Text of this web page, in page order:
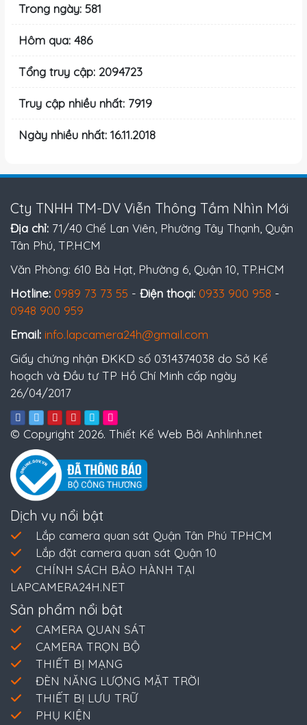
Trong ngày: 581
Hôm qua: 486
Tổng truy cập: 2094723
Truy cập nhiều nhất: 7919
Ngày nhiều nhất: 16.11.2018
Cty TNHH TM-DV Viễn Thông Tầm Nhìn Mới
Địa chỉ: 71/40 Chế Lan Viên, Phường Tây Thạnh, Quận
Tân Phú, TP.HCM
Văn Phòng: 610 Bà Hạt, Phường 6, Quận 10, TP.HCM
Hotline: 0989 73 73 55 - Điện thoại: 0933 900 958 -
0948 900 959
Email: info.lapcamera24h@gmail.com
Giấy chứng nhận ĐKKD số 0314374038 do Sở Kế
hoạch và Đầu tư TP Hồ Chí Minh cấp ngày
26/04/2017
© Copyright 2026. Thiết Kế Web Bởi Anhlinh.net
Dịch vụ nổi bật
Lắp camera quan sát Quận Tân Phú TPHCM
Lắp đặt camera quan sát Quận 10
CHÍNH SÁCH BẢO HÀNH TẠI
LAPCAMERA24H.NET
Sản phẩm nổi bật
CAMERA QUAN SÁT
CAMERA TRỌN BỘ
THIẾT BỊ MẠNG
ĐÈN NĂNG LƯỢNG MẶT TRỜI
THIẾT BỊ LƯU TRỮ
PHỤ KIỆN